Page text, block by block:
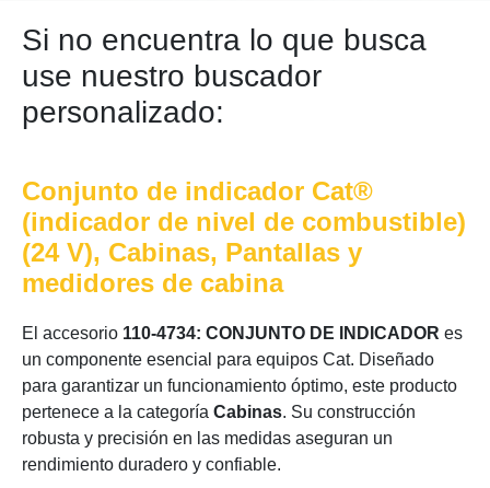
Si no encuentra lo que busca
use nuestro buscador
personalizado:
Conjunto de indicador Cat®
(indicador de nivel de combustible)
(24 V), Cabinas, Pantallas y
medidores de cabina
El accesorio 110-4734: CONJUNTO DE INDICADOR es
un componente esencial para equipos Cat. Diseñado
para garantizar un funcionamiento óptimo, este producto
pertenece a la categoría Cabinas. Su construcción
robusta y precisión en las medidas aseguran un
rendimiento duradero y confiable.